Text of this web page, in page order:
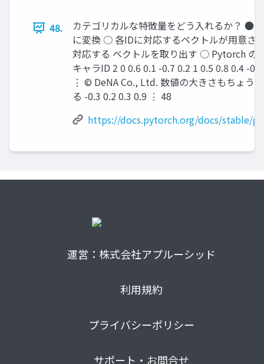
48.
カテゴリカルな特徴量をどう入れるか？ ●
に変換 ○ 各IDに対応するベクトルが用意さ
対応する ベクトルを取り出す ○ Pytorch の
キャラID 2 0 0.6 0.1 -0.7 0.2 1 0.5 0.8 0.4 -
⋮ © DeNA Co., Ltd. 数値の大きさもちょう
る -0.3 0.2 0.3 0.9 ⋮ 48
https://docs.pytorch.org/docs/stable/
運営：株式会社アプルーシッド
利用規約
プライバシーポリシー
サポート・お問合せ